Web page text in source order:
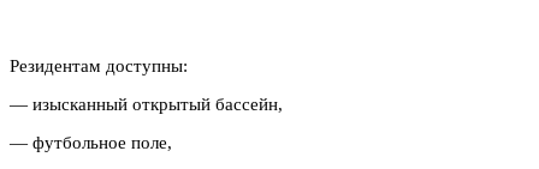
Резидентам доступны:
— изысканный открытый бассейн,
— футбольное поле,